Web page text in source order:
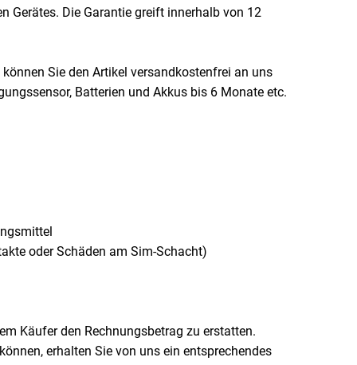
Gerätes. Die Garantie greift innerhalb von 12
Sie den Artikel versandkostenfrei an uns
Batterien und Akkus bis 6 Monate etc.
oder Schäden am Sim-Schacht)
Käufer den Rechnungsbetrag zu erstatten.
erhalten Sie von uns ein entsprechendes